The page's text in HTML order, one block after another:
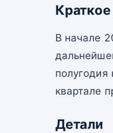
В начале
квартале
Детали